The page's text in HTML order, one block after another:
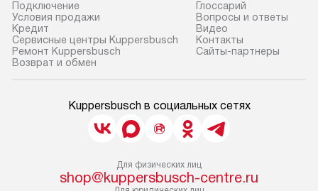
Подключение
Условия продажи
Кредит
Сервисные центры Kuppersbusch
Ремонт Kuppersbusch
Возврат и обмен
Глоссарий
Вопросы и ответы
Видео
Контакты
Сайты-партнеры
Kuppersbusch в социальных сетях
Для физических лиц
shop@kuppersbusch-centre.ru